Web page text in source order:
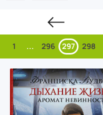
1 ... 296 297 298